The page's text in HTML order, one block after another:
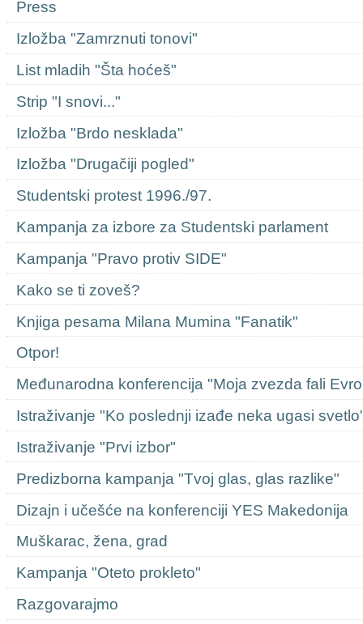
Press
Izložba "Zamrznuti tonovi"
List mladih "Šta hoćeš"
Strip "I snovi..."
Izložba "Brdo nesklada"
Izložba "Drugačiji pogled"
Studentski protest 1996./97.
Kampanja za izbore za Studentski parlament
Kampanja "Pravo protiv SIDE"
Kako se ti zoveš?
Knjiga pesama Milana Mumina "Fanatik"
Otpor!
Međunarodna konferencija "Moja zvezda fali
Istraživanje "Ko poslednji izađe neka ugasi
Istraživanje "Prvi izbor"
Predizborna kampanja "Tvoj glas, glas razlike"
Dizajn i učešće na konferenciji YES Makedonija
Muškarac, žena, grad
Kampanja "Oteto prokleto"
Razgovarajmo